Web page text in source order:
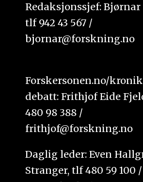
Redaksjonssjef:
tlf 942 43 567 /
bjornar@forskning.no
Forskersonen.no/
debatt: Frithjof Eide
480 98 388 /
frithjof@forskning.no
Daglig leder: Even
Stranger, tlf 480 59 100 /